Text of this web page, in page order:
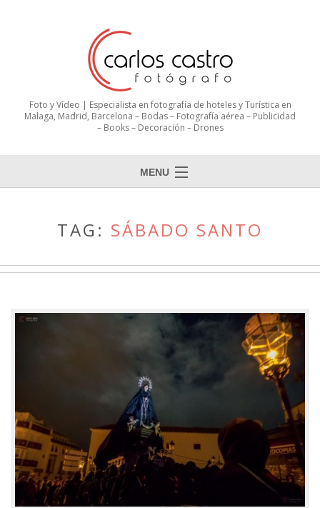
Foto y Vídeo | Especialista en fotografía de hoteles y Turística en
Malaga, Madrid, Barcelona – Bodas – Fotografía aérea – Publicidad
– Books – Decoración – Drones
MENU
TAG: SÁBADO SANTO